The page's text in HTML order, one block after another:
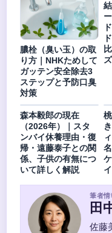
膿栓（臭い玉）の取
り方｜NHKためして
ガッテン安全除去3
ステップと予防口臭
対策
森本毅郎の現在
（2026年）｜スタ
ンバイ休養理由・復
帰・遠藤泰子との関
係、子供の有無につ
いて詳しく解説
筆者情
田
佐藤